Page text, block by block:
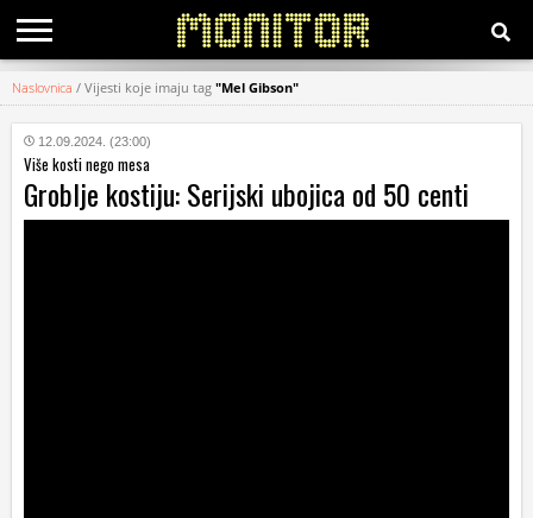
KATEGORIJE
HRVATSKI
WEB
Naslovnica / Vijesti koje imaju tag "Mel Gibson"
12.09.2024. (23:00)
Više kosti nego mesa
Groblje kostiju: Serijski ubojica od 50 centi